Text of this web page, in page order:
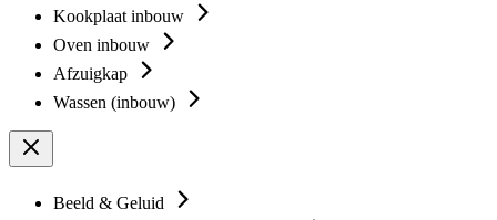
Kookplaat inbouw
Oven inbouw
Afzuigkap
Wassen (inbouw)
Beeld & Geluid